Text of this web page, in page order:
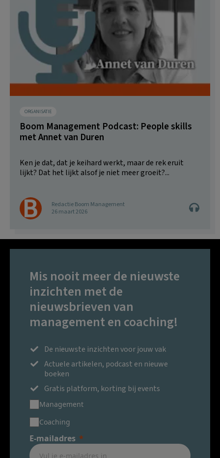
ORGANISATIE
Boom Management Podcast: People skills
met Annet van Duren
Ken je dat, dat je keihard werkt, maar de rek eruit
lijkt? Dat het lijkt alsof je niet meer groeit?...
Redactie Boom Management
26 maart 2026
Mis nooit meer de nieuwste
inzichten met de
nieuwsbrieven van
management en coaching!
De nieuwste inzichten voor jouw vak
Actuele artikelen, podcast en nieuwe
boeken
Gratis platform, korting bij events
Management
Coaching
E-mailadres